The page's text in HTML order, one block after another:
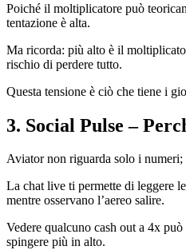
Poiché il moltiplicatore può
tentazione è alta.
Ma ricorda: più alto è il
rischio di perdere tutto.
Questa tensione è ciò che tiene i
3. Social Pulse –
Aviator non riguarda solo i
La chat live ti permette di leggere
mentre osservano l’aereo salire.
Vedere qualcuno cash out a 4x
spingere più in alto.